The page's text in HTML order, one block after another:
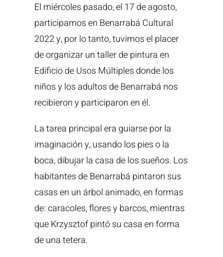
El miércoles pasado, el 17 de agosto,
participamos en Benarrabá Cultural
2022 y, por lo tanto, tuvimos el placer
de organizar un taller de pintura en
Edificio de Usos Múltiples donde los
niños y los adultos de Benarrabá nos
recibieron y participaron en él.
La tarea principal era guiarse por la
imaginación y, usando los pies o la
boca, dibujar la casa de los sueños. Los
habitantes de Benarrabá pintaron sus
casas en un árbol animado, en formas
de: caracoles, flores y barcos, mientras
que Krzysztof pintó su casa en forma
de una tetera.